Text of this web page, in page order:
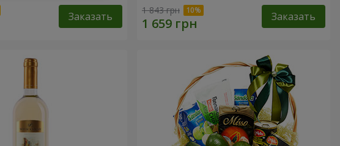
Заказать 1 843 грн Заказать